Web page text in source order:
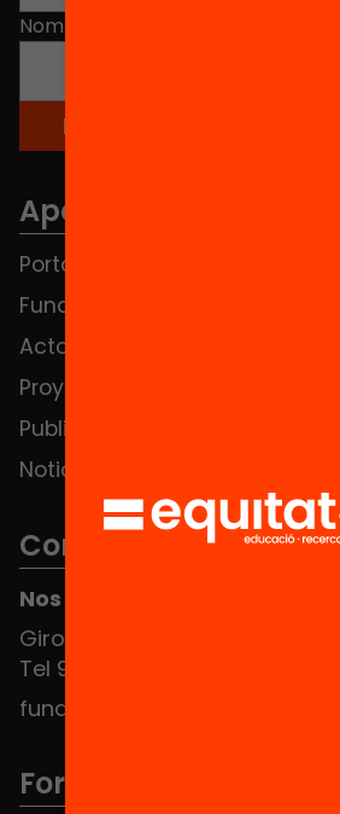
Nombre
Apartados
Portada
Fundación
Actos
Proyectos
Publicaciones y vídeos
Noticias
Contacto
Nos puedes encontrar en el
Girona 34, interior 08010
Tel 934 588 700
fundacio@equitat.org
Formamos parte de...